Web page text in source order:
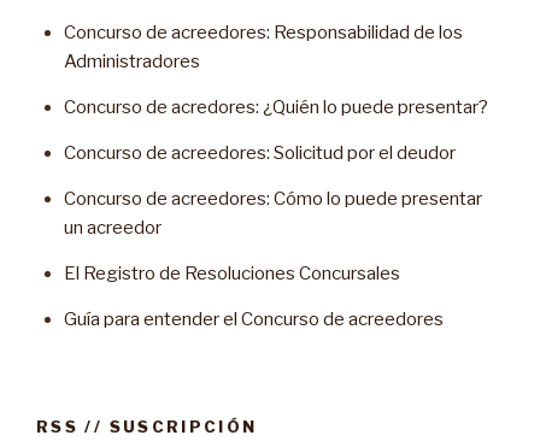
Concurso de acreedores: Responsabilidad de los
Administradores
Concurso de acredores: ¿Quién lo puede presentar?
Concurso de acreedores: Solicitud por el deudor
Concurso de acreedores: Cómo lo puede presentar
un acreedor
El Registro de Resoluciones Concursales
Guía para entender el Concurso de acreedores
RSS // SUSCRIPCIÓN